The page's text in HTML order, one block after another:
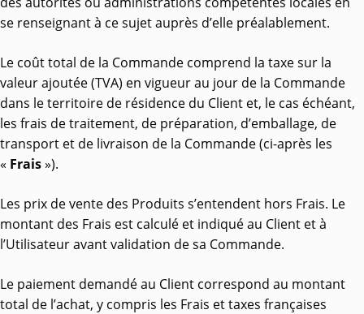
se renseignant à ce sujet auprès d’elle préalablement.
Le coût total de la Commande comprend la taxe sur la
valeur ajoutée (TVA) en vigueur au jour de la Commande
dans le territoire de résidence du Client et, le cas échéant,
les frais de traitement, de préparation, d’emballage, de
transport et de livraison de la Commande (ci-après les
« Frais»).
Les prix de vente des Produits s’entendent hors Frais. Le
montant des Frais est calculé et indiqué au Client et à
l’Utilisateur avant validation de sa Commande.
Le paiement demandé au Client correspond au montant
total de l’achat, y compris les Frais et taxes françaises